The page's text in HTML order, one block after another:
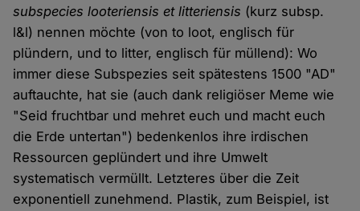
subspecies looteriensis et litteriensis (kurz subsp.
l&l) nennen möchte (von to loot, englisch für
plündern, und to litter, englisch für müllend): Wo
immer diese Subspezies seit spätestens 1500 "AD"
auftauchte, hat sie (auch dank religiöser Meme wie
"Seid fruchtbar und mehret euch und macht euch
die Erde untertan") bedenkenlos ihre irdischen
Ressourcen geplündert und ihre Umwelt
systematisch vermüllt. Letzteres über die Zeit
exponentiell zunehmend. Plastik, zum Beispiel, ist